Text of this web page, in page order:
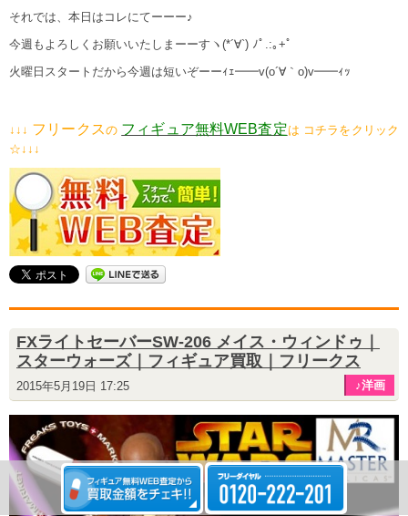
それでは、本日はコレにてーーー♪
今週もよろしくお願いいたしまーーすヽ(*´∀`) ﾉﾟ.:｡+ﾟ
火曜日スタートだから今週は短いぞーーｨｪ━━v(o´∀｀o)v━━ｨｯ
↓↓↓ フリークスの フィギュア無料WEB査定は コチラをクリック
☆↓↓↓
FXライトセーバーSW-206 メイス・ウィンドゥ｜
スターウォーズ｜フィギュア買取｜フリークス
2015年5月19日 17:25 ♪洋画